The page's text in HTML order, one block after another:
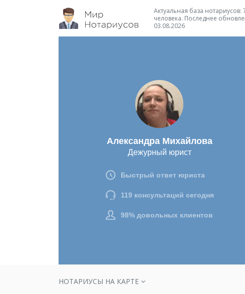
Актуальная база нотариусов:
человека. Последнее
03.08.2026
НОТАРИУСЫ НА КАРТЕ